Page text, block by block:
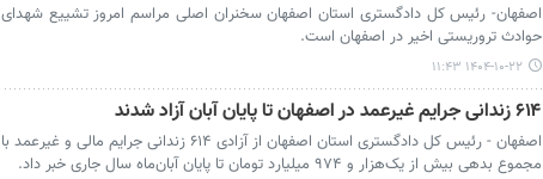
اصفهان- رئیس کل دادگستری استان اصفهان سخنران اصلی مراسم امروز تشییع شهدای
حوادث تروریستی اخیر در اصفهان است.
۱۴۰۴-۱۰-۲۲ ۱۱:۴۳
۶۱۴ زندانی جرایم غیرعمد در اصفهان تا پایان آبان آزاد شدند
اصفهان - رئیس کل دادگستری استان اصفهان از آزادی ۶۱۴ زندانی جرایم مالی و غیرعمد با
مجموع بدهی بیش از یک‌هزار و ۹۷۴ میلیارد تومان تا پایان آبان‌ماه سال جاری خبر داد.